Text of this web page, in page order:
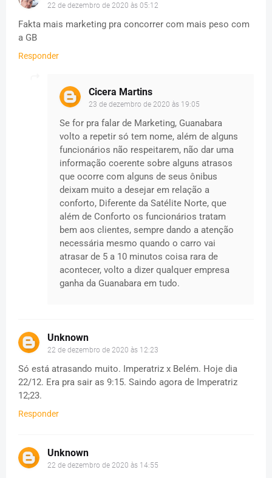
22 de dezembro de 2020 às 05:12
Fakta mais marketing pra concorrer com mais peso com
a GB
Responder
Cicera Martins
23 de dezembro de 2020 às 19:05
Se for pra falar de Marketing, Guanabara
volto a repetir só tem nome, além de alguns
funcionários não respeitarem, não dar uma
informação coerente sobre alguns atrasos
que ocorre com alguns de seus ônibus
deixam muito a desejar em relação a
conforto, Diferente da Satélite Norte, que
além de Conforto os funcionários tratam
bem aos clientes, sempre dando a atenção
necessária mesmo quando o carro vai
atrasar de 5 a 10 minutos coisa rara de
acontecer, volto a dizer qualquer empresa
ganha da Guanabara em tudo.
Unknown
22 de dezembro de 2020 às 12:23
Só está atrasando muito. Imperatriz x Belém. Hoje dia
22/12. Era pra sair as 9:15. Saindo agora de Imperatriz
12;23.
Responder
Unknown
22 de dezembro de 2020 às 14:55